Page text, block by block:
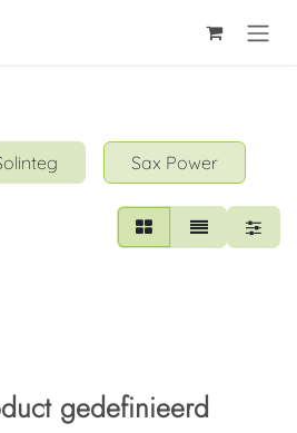
Sax Power
gedefinieerd